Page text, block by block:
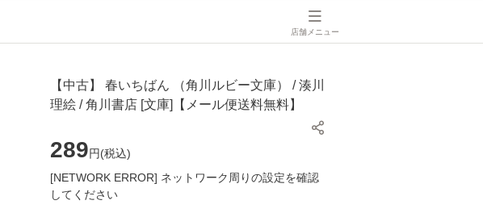
店舗メニュー
【中古】 春いちばん （角川ルビー文庫） / 湊川
理絵 / 角川書店 [文庫]【メール便送料無料】
289円(税込)
[NETWORK ERROR] ネットワーク周りの設定を確認
してください